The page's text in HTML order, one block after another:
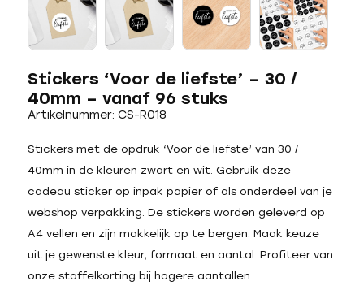
Stickers ‘Voor de liefste’ – 30 /
40mm – vanaf 96 stuks
Artikelnummer: CS-R018
Stickers met de opdruk ‘Voor de liefste’ van 30 /
40mm in de kleuren zwart en wit. Gebruik deze
cadeau sticker op inpak papier of als onderdeel van je
webshop verpakking. De stickers worden geleverd op
A4 vellen en zijn makkelijk op te bergen. Maak keuze
uit je gewenste kleur, formaat en aantal. Profiteer van
onze staffelkorting bij hogere aantallen.